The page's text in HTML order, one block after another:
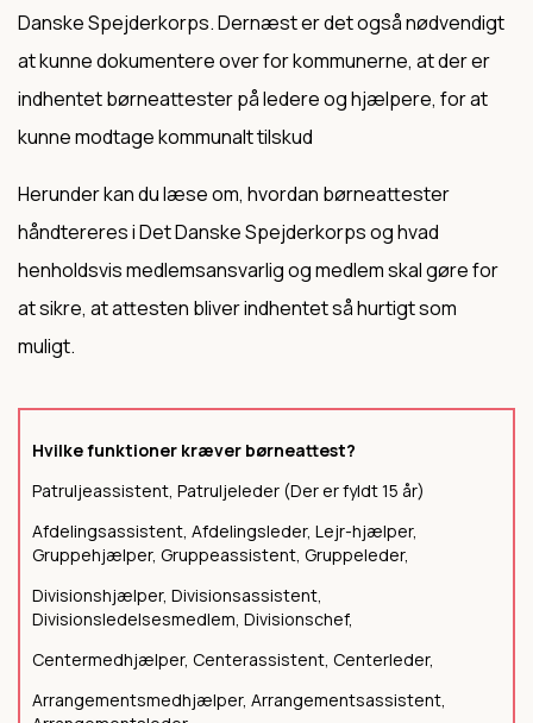
Danske Spejderkorps. Dernæst er det også nødvendigt
at kunne dokumentere over for kommunerne, at der er
indhentet børneattester på ledere og hjælpere, for at
kunne modtage kommunalt tilskud
Herunder kan du læse om, hvordan børneattester
håndtereres i Det Danske Spejderkorps og hvad
henholdsvis medlemsansvarlig og medlem skal gøre for
at sikre, at attesten bliver indhentet så hurtigt som
muligt.
Hvilke funktioner kræver børneattest?
Patruljeassistent, Patruljeleder (Der er fyldt 15 år)
Afdelingsassistent, Afdelingsleder, Lejr-hjælper,
Gruppehjælper, Gruppeassistent, Gruppeleder,
Divisionshjælper, Divisionsassistent,
Divisionsledelsesmedlem, Divisionschef,
Centermedhjælper, Centerassistent, Centerleder,
Arrangementsmedhjælper, Arrangementsassistent,